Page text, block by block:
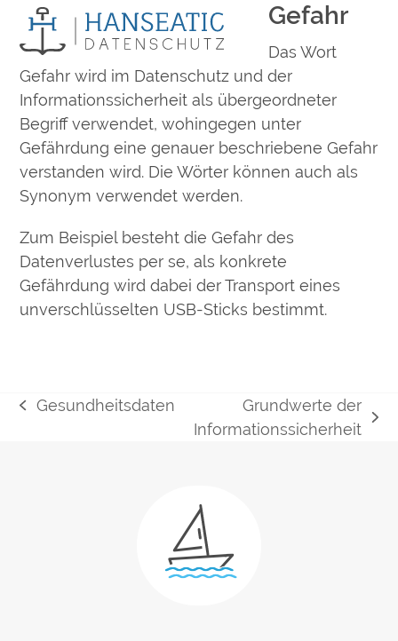
content
Open
mobile
menu
Close
mobile
menu
Gefahr
Das Wort
Gefahr wird im Datenschutz und der
Informationssicherheit als übergeordneter
Begriff verwendet, wohingegen unter
Gefährdung eine genauer beschriebene Gefahr
verstanden wird. Die Wörter können auch als
Synonym verwendet werden.
Zum Beispiel besteht die Gefahr des
Datenverlustes per se, als konkrete
Gefährdung wird dabei der Transport eines
unverschlüsselten USB-Sticks bestimmt.
vorheriger
Gesundheitsdaten
Nächster
Grundwerte der
Informationssicherheit